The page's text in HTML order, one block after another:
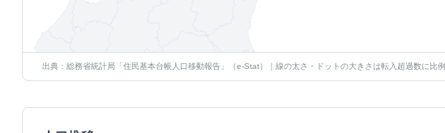
出典：総務省統計局「住民基本台帳人口移動報告」（e-Stat）｜線の太さ・ドットの大きさは転入超過数に比例